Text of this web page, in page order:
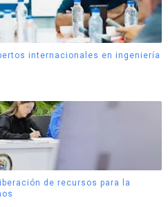
internacionales en ingeniería
de recursos para la